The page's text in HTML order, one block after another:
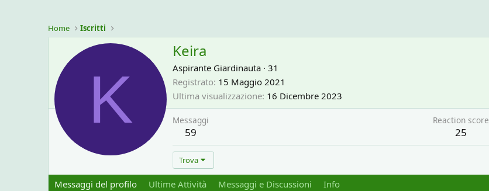
Home Iscritti
K
Keira
Aspirante Giardinauta · 31
Registrato 15 Maggio 2021
Ultima visualizzazione 16 Dicembre 2023
Messaggi
59
Reaction score
25
Trova
Messaggi del profilo Ultime Attività Messaggi e Discussioni Info